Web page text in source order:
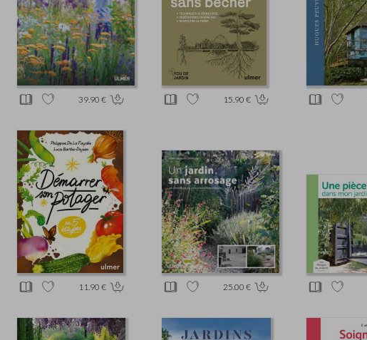
39.90 € 15.90 €
11.90 € 25.00 €